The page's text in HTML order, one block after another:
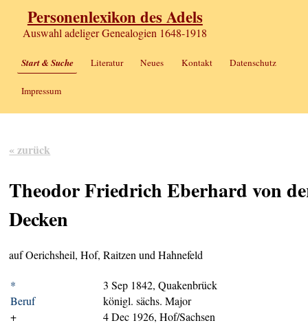
Personenlexikon des Adels
Auswahl adeliger Genealogien 1648-1918
Start & Suche Literatur Neues Kontakt Datenschutz
Impressum
« zurück
Theodor Friedrich Eberhard von
Decken
auf Oerichsheil, Hof, Raitzen und Hahnefeld
*
3 Sep 1842, Quakenbrück
Beruf
königl. sächs. Major
+
4 Dec 1926, Hof/Sachsen